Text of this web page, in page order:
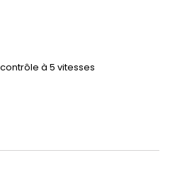
à 5 vitesses